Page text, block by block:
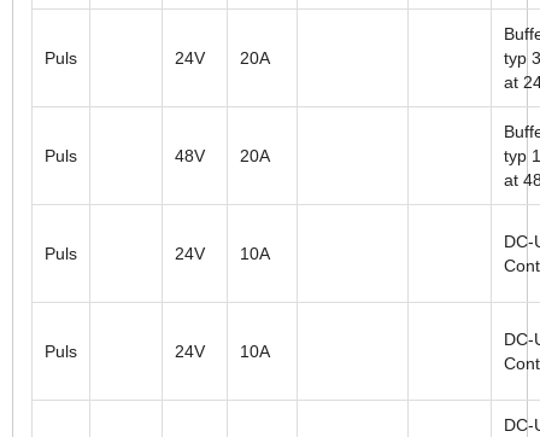
Puls 24V 20A
typ
at
Puls 48V 20A
typ
at
Puls 24V 10A
DC-
Puls 24V 10A
DC-
DC-